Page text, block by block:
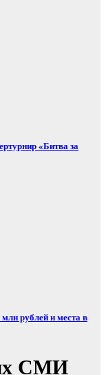
«Битва за
рублей и места в